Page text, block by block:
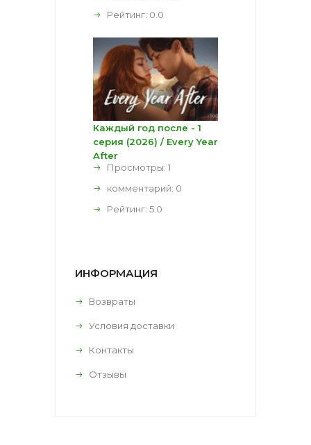
Рейтинг: 0.0
Каждый год после - 1
серия (2026) / Every Year
After
Просмотры: 1
комментарий: 0
Рейтинг: 5.0
ИНФОРМАЦИЯ
Возвраты
Условия доставки
Контакты
Отзывы